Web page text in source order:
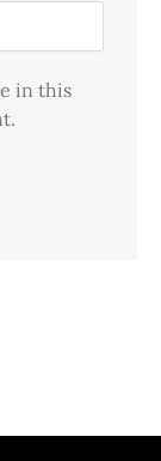
in this